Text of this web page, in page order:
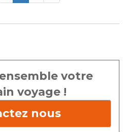
votre
voyage !
nous